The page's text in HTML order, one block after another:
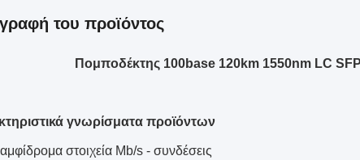
του προϊόντος
Πομποδέκτης 100base 120km 1550nm LC
γνωρίσματα προϊόντων
στοιχεία Mb/s - συνδέσεις